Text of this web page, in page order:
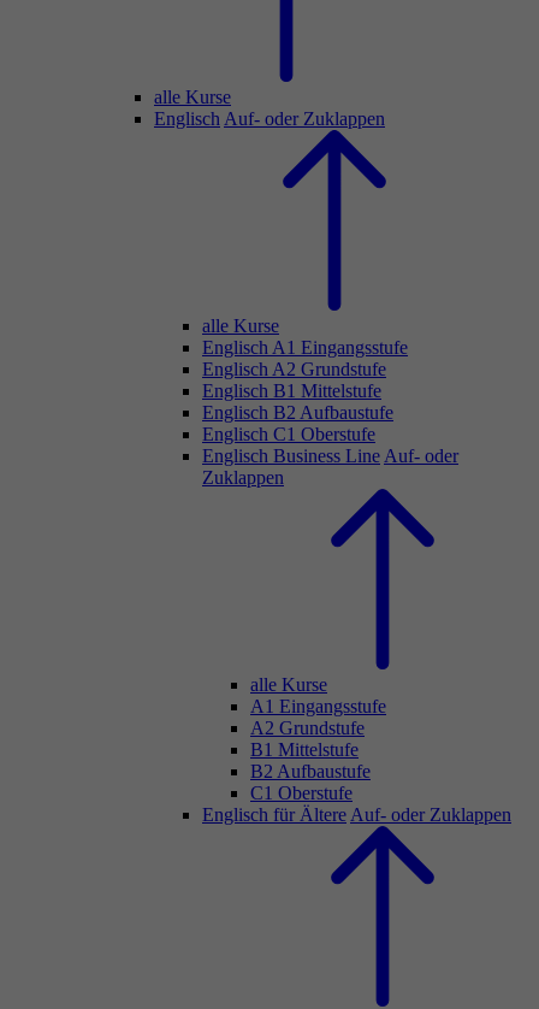
alle Kurse
Englisch Auf- oder Zuklappen
alle Kurse
Englisch A1 Eingangsstufe
Englisch A2 Grundstufe
Englisch B1 Mittelstufe
Englisch B2 Aufbaustufe
Englisch C1 Oberstufe
Englisch Business Line Auf- oder
Zuklappen
alle Kurse
A1 Eingangsstufe
A2 Grundstufe
B1 Mittelstufe
B2 Aufbaustufe
C1 Oberstufe
Englisch für Ältere Auf- oder Zuklappen